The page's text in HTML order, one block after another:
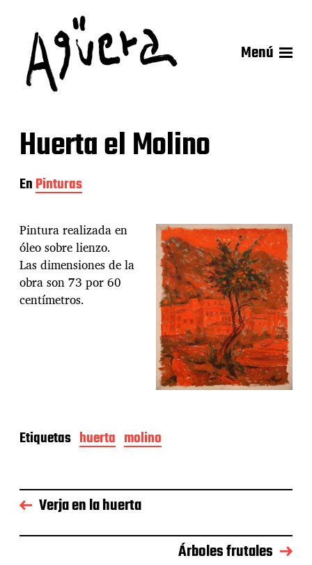
Menú
Huerta el Molino
EnPinturas
Pintura realizada en
óleo sobre lienzo.
Las dimensiones de la
obra son 73 por 60
centímetros.
Etiquetas huerta molino
Verja en la huerta
Árboles frutales